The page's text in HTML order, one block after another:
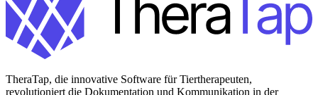
TheraTap, die innovative Software für Tiertherapeuten,
revolutioniert die Dokumentation und Kommunikation in der